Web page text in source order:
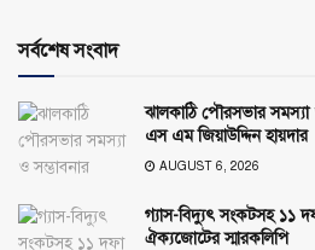
সর্বশেষ সংবাদ
ঝালকাঠি পৌরসভার সমস্যা
এস এম জিয়াউদ্দিন হায়দার
AUGUST 6, 2026
গ্যাস-বিদ্যুৎ সংকটসহ ১১
ঐক্যজোটের স্মারকলিপি